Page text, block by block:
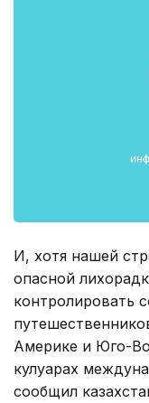
И, хотя нашей
опасной
контролировать
Америке и Юго-
кулуарах
сообщил